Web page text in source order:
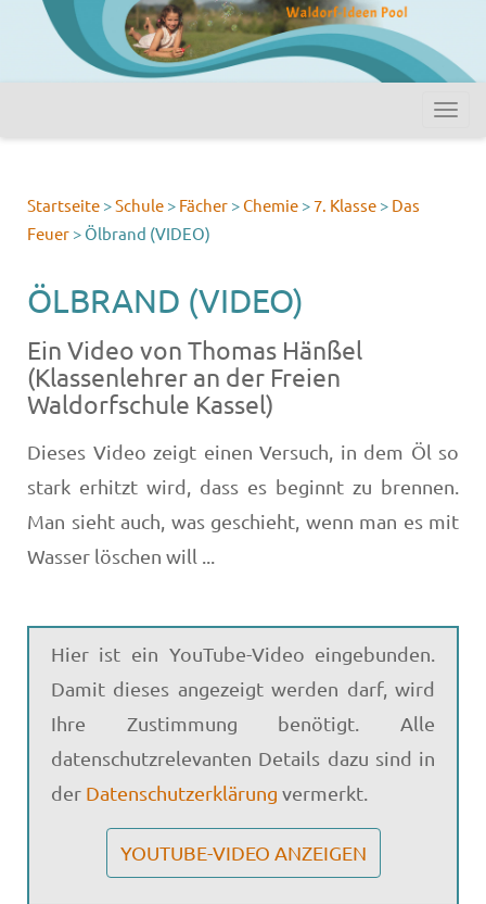
Startseite >Schule > Fächer >Chemie >7. Klasse > Das
Feuer > Ölbrand (VIDEO)
ÖLBRAND (VIDEO)
Ein Video von Thomas Hänßel
(Klassenlehrer an der Freien
Waldorfschule Kassel)
Dieses Video zeigt einen Versuch, in dem Öl so
stark erhitzt wird, dass es beginnt zu brennen.
Man sieht auch, was geschieht, wenn man es mit
Wasser löschen will ...
Hier ist ein YouTube-Video eingebunden.
Damit dieses angezeigt werden darf, wird
Ihre Zustimmung benötigt. Alle
datenschutzrelevanten Details dazu sind in
der Datenschutzerklärung vermerkt.
YOUTUBE-VIDEO ANZEIGEN